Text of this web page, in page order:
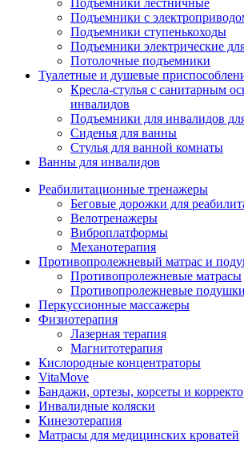
Подъемники лестничные
Подъемники с
Подъемники ступенькоходы
Подъемники электрические
Потолочные подъемники
Туалетные и душевые
Кресла-стулья с санитарным
инвалидов
Подъемники для инвалидов
Сиденья для ванны
Стулья для ванной комнаты
Ванны для инвалидов
Реабилитационные тренажеры
Беговые дорожки для
Велотренажеры
Виброплатформы
Механотерапия
Противопролежневый матрас и
Противопролежневые матрасы
Противопролежневые подушки
Перкуссионные массажеры
Физиотерапия
Лазерная терапия
Магнитотерапия
Кислородные концентраторы
VitaMove
Бандажи, ортезы, корсеты и
Инвалидные коляски
Кинезотерапия
Матрасы для медицинских кроватей